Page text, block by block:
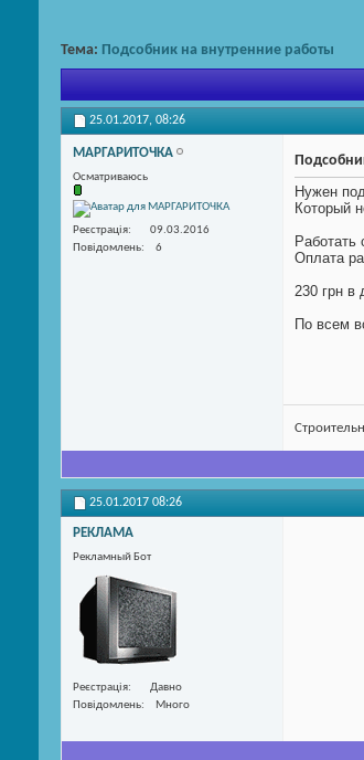
Тема: Подсобник на внутренние работы
25.01.2017, 08:26
МАРГАРИТОЧКA
Осматриваюсь
Реєстрація
09.03.2016
Повідомлень
6
Нужен
Который
Оплата
230 грн в
По всем
25.01.2017 08:26
РЕКЛАМА
Рекламный Бот
Реєстрація
Давно
Повідомлень
Много